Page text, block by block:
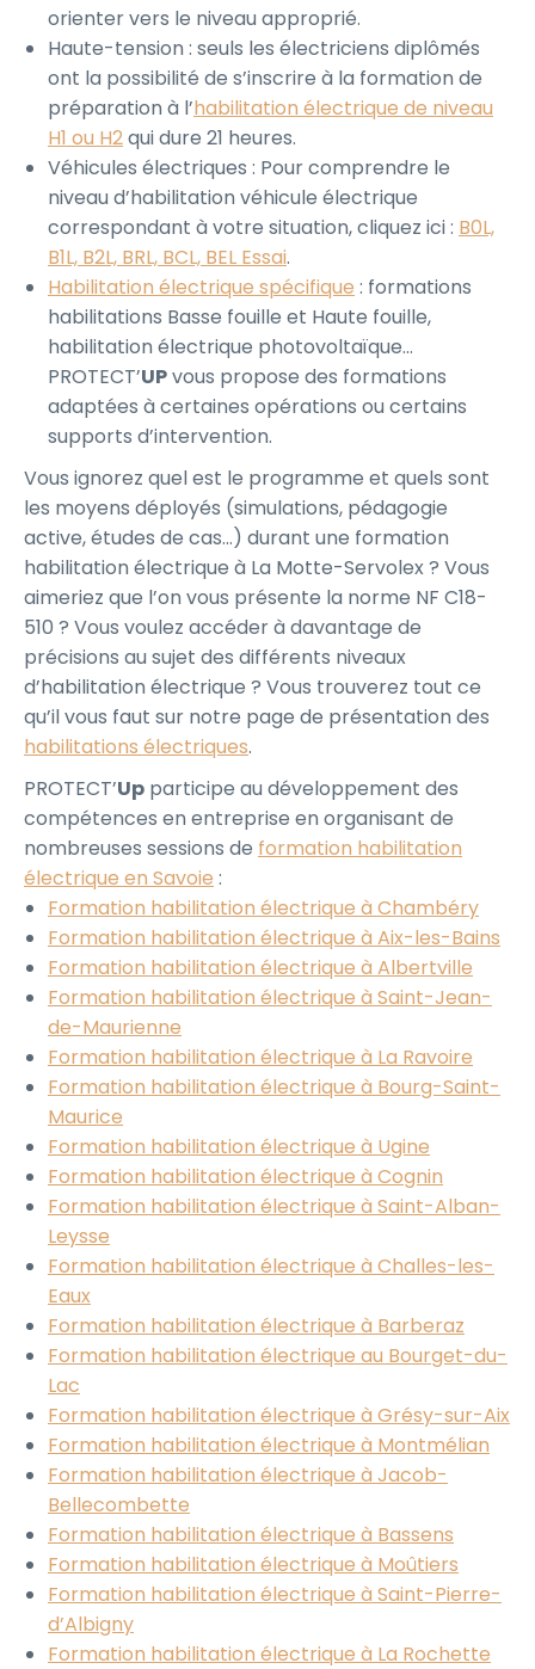
orienter vers le niveau approprié.
Haute-tension : seuls les électriciens diplômés
ont la possibilité de s’inscrire à la formation de
préparation à l’habilitation électrique de niveau
H1 ou H2qui dure 21 heures.
Véhicules électriques : Pour comprendre le
niveau d’habilitation véhicule électrique
correspondant à votre situation, cliquez ici : B0L,
B1L, B2L, BRL, BCL, BEL Essai.
Habilitation électrique spécifique : formations
habilitations Basse fouille et Haute fouille,
habilitation électrique photovoltaïque…
PROTECT’UPvous propose des formations
adaptées à certaines opérations ou certains
supports d’intervention.
Vous ignorez quel est le programme et quels sont
les moyens déployés (simulations, pédagogie
active, études de cas…) durant une formation
habilitation électrique à La Motte-Servolex ? Vous
aimeriez que l’on vous présente la norme NF C18-
510 ? Vous voulez accéder à davantage de
précisions au sujet des différents niveaux
d’habilitation électrique ? Vous trouverez tout ce
qu’il vous faut sur notre page de présentation des
habilitations électriques.
PROTECT’Up participe au développement des
compétences en entreprise en organisant de
nombreuses sessions de formation habilitation
électrique en Savoie :
Formation habilitation électrique à Chambéry
Formation habilitation électrique à Aix-les-Bains
Formation habilitation électrique à Albertville
Formation habilitation électrique à Saint-Jean-
de-Maurienne
Formation habilitation électrique à La Ravoire
Formation habilitation électrique à Bourg-Saint-
Maurice
Formation habilitation électrique à Ugine
Formation habilitation électrique à Cognin
Formation habilitation électrique à Saint-Alban-
Leysse
Formation habilitation électrique à Challes-les-
Eaux
Formation habilitation électrique à Barberaz
Formation habilitation électrique au Bourget-du-
Lac
Formation habilitation électrique à Grésy-sur-Aix
Formation habilitation électrique à Montmélian
Formation habilitation électrique à Jacob-
Bellecombette
Formation habilitation électrique à Bassens
Formation habilitation électrique à Moûtiers
Formation habilitation électrique à Saint-Pierre-
d’Albigny
Formation habilitation électrique à La Rochette